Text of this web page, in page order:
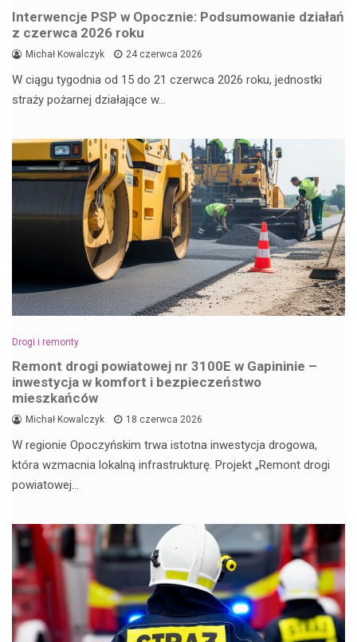
Interwencje PSP w Opocznie: Podsumowanie działań
z czerwca 2026 roku
Michał Kowalczyk 24 czerwca 2026
W ciągu tygodnia od 15 do 21 czerwca 2026 roku, jednostki
straży pożarnej działające w…
Drogi i remonty
Remont drogi powiatowej nr 3100E w Gapininie –
inwestycja w komfort i bezpieczeństwo
mieszkańców
Michał Kowalczyk 18 czerwca 2026
W regionie Opoczyńskim trwa istotna inwestycja drogowa,
która wzmacnia lokalną infrastrukturę. Projekt „Remont drogi
powiatowej…